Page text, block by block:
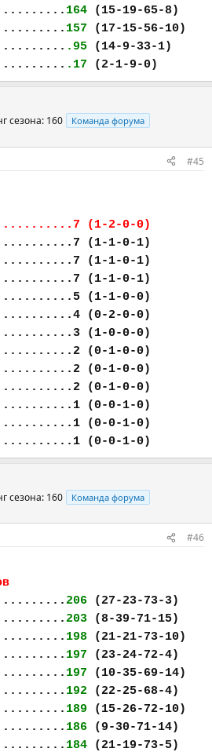
164 (15-19-65-8)
157 (17-15-56-10)
.95 (14-9-33-1)
.17 (2-1-9-0)
сезона: 160 Команда форума
#45
(1-2-0-0)
(1-1-0-1)
(1-1-0-1)
(1-1-0-1)
(1-1-0-0)
(0-2-0-0)
(1-0-0-0)
(0-1-0-0)
(0-1-0-0)
(0-1-0-0)
(0-0-1-0)
(0-0-1-0)
(0-0-1-0)
сезона: 160 Команда форума
#46
206 (27-23-73-3)
203 (8-39-71-15)
198 (21-21-73-10)
197 (23-24-72-4)
197 (10-35-69-14)
192 (22-25-68-4)
189 (15-26-72-10)
186 (9-30-71-14)
184 (21-19-73-5)